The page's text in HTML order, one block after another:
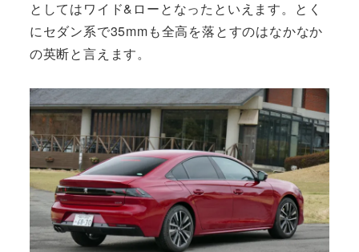
としてはワイド&ローとなったといえます。とく
にセダン系で35mmも全高を落とすのはなかなか
の英断と言えます。